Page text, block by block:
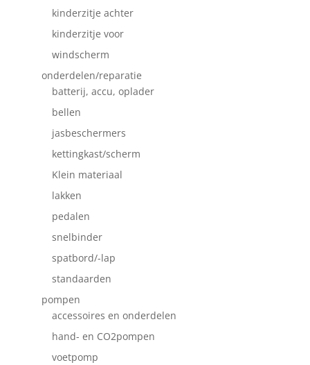
kinderzitje achter
kinderzitje voor
windscherm
onderdelen/reparatie
batterij, accu, oplader
bellen
jasbeschermers
kettingkast/scherm
Klein materiaal
lakken
pedalen
snelbinder
spatbord/-lap
standaarden
pompen
accessoires en onderdelen
hand- en CO2pompen
voetpomp